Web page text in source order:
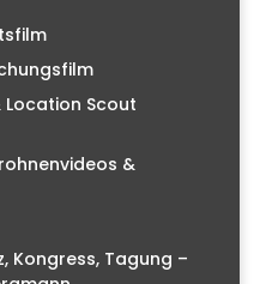
Scout
&
Kongress, Tagung –